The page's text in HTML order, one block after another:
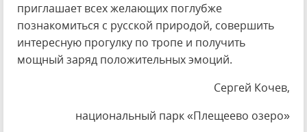
приглашает всех желающих поглубже
познакомиться с русской природой, совершить
интересную прогулку по тропе и получить
мощный заряд положительных эмоций.
Сергей Кочев,
национальный парк «Плещеево озеро»